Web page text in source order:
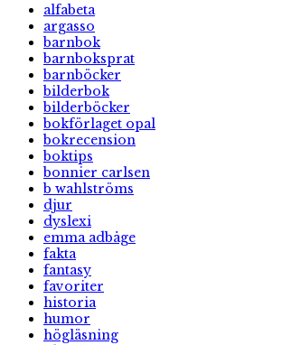
alfabeta
argasso
barnbok
barnboksprat
barnböcker
bilderbok
bilderböcker
bokförlaget opal
bokrecension
boktips
bonnier carlsen
b wahlströms
djur
dyslexi
emma adbåge
fakta
fantasy
favoriter
historia
humor
högläsning